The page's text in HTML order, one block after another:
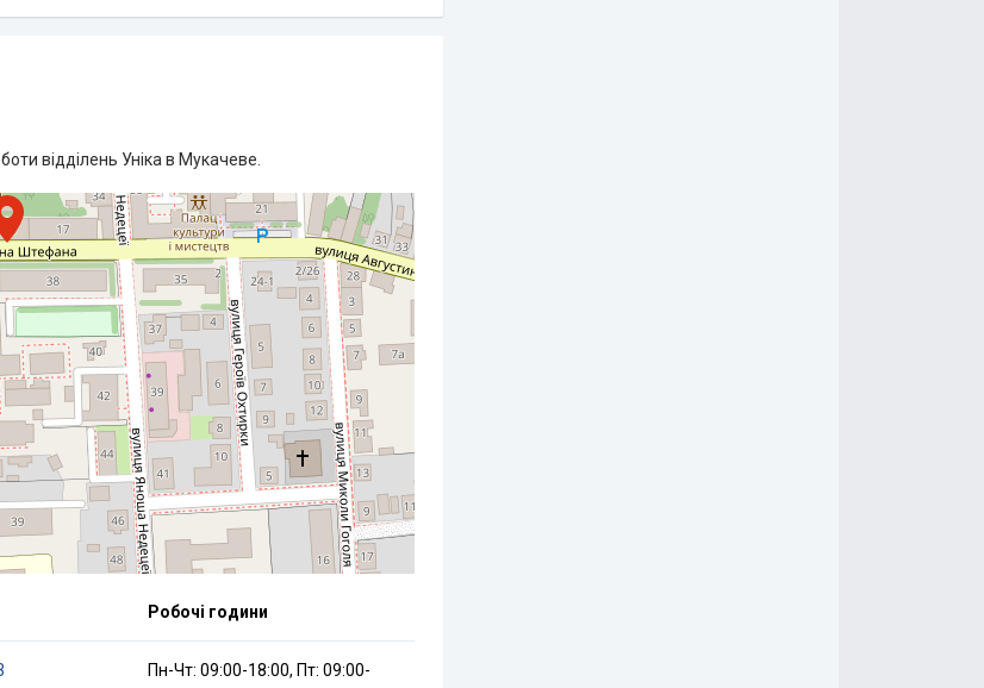
відділень Уніка в Мукачеве.
Робочі години
Пн-Чт: 09:00-18:00, Пт: 09:00-